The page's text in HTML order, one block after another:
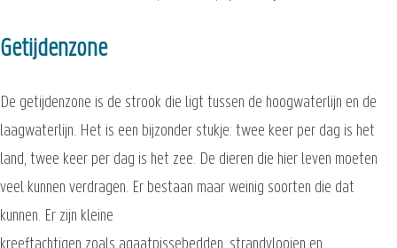
Getijdenzone
De getijdenzone is de strook die ligt tussen de hoogwaterlijn en de
laagwaterlijn. Het is een bijzonder stukje: twee keer per dag is het
land, twee keer per dag is het zee. De dieren die hier leven moeten
veel kunnen verdragen. Er bestaan maar weinig soorten die dat
kunnen. Er zijn kleine